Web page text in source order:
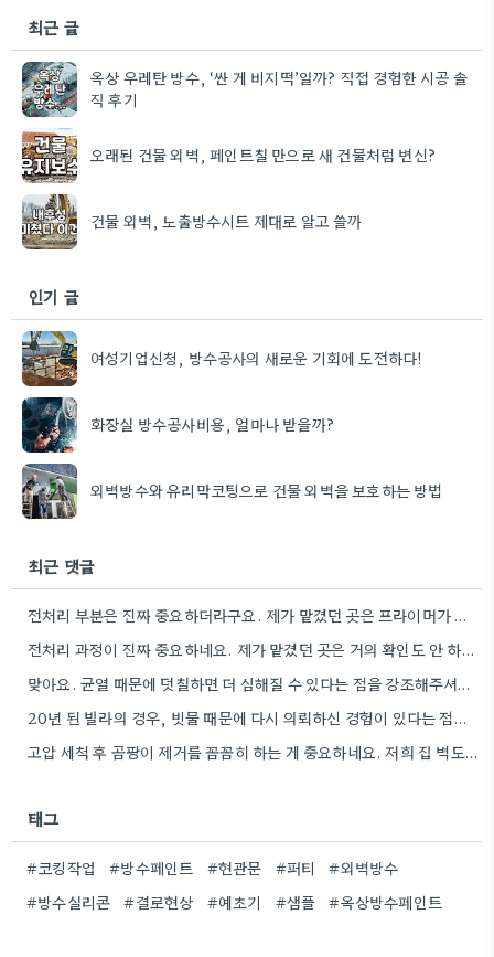
최근 글
옥상 우레탄 방수, ‘싼 게 비지떡’일까? 직접 경험한 시공 솔
직 후기
오래된 건물 외벽, 페인트칠 만으로 새 건물처럼 변신?
건물 외벽, 노출방수시트 제대로 알고 쓸까
인기 글
여성기업신청, 방수공사의 새로운 기회에 도전하다!
화장실 방수공사비용, 얼마나 받을까?
외벽방수와 유리막코팅으로 건물 외벽을 보호하는 방법
최근 댓글
전처리 부분은 진짜 중요하더라구요. 제가 맡겼던 곳은 프라이머가 제대로 펴지지도 않았던 거 있죠.
전처리 과정이 진짜 중요하네요. 제가 맡겼던 곳은 거의 확인도 안 하고 그냥 시작하더라고요.
맞아요. 균열 때문에 덧칠하면 더 심해질 수 있다는 점을 강조해주셔서 감사합니다. 제가 전에 살던 아파트도…
20년 된 빌라의 경우, 빗물 때문에 다시 의뢰하신 경험이 있다는 점이 인상적이네요. 처음부터 제대로 보수하지…
고압 세척 후 곰팡이 제거를 꼼꼼히 하는 게 중요하네요. 저희 집 벽도 오래 전에 세척을…
태그
#코킹작업 #방수페인트 #현관문 #퍼티
#외벽방수
#방수실리콘
#결로현상 #예초기 #샘플 #옥상방수페인트